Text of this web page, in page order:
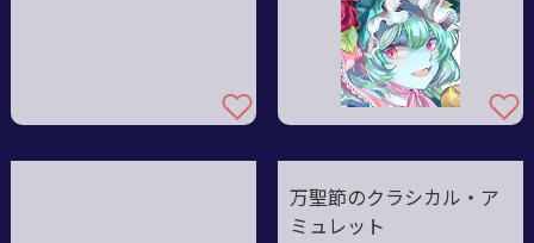
万聖節のクラシカル・ア
ミュレット